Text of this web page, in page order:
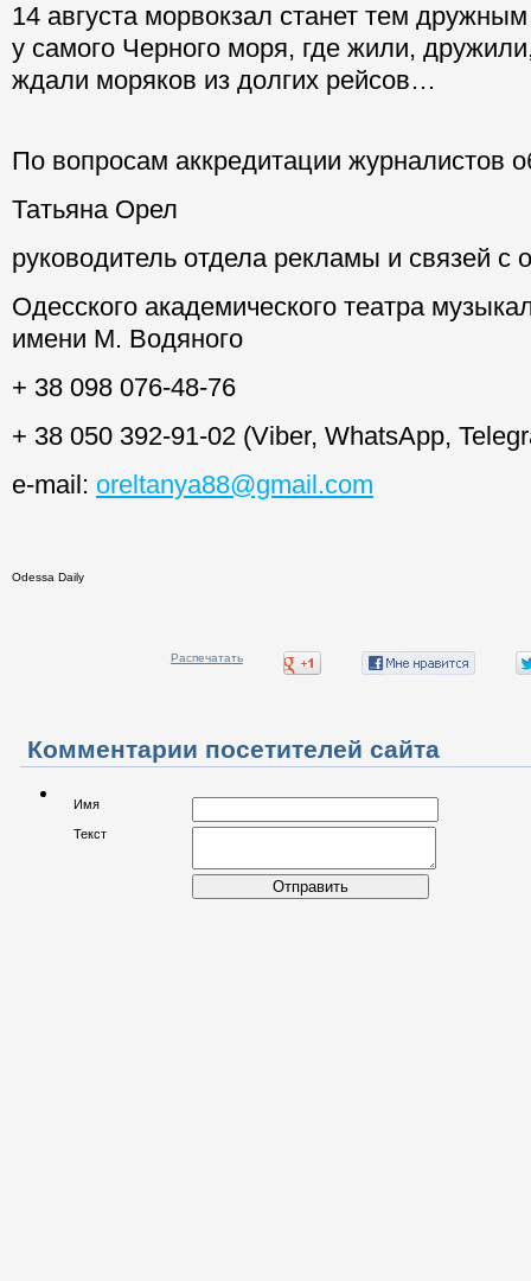
14 августа морвокзал станет тем
у самого Черного моря, где жили,
ждали моряков из долгих рейсов…
По вопросам аккредитации журналистов
Татьяна Орел
руководитель отдела рекламы и связей с
Одесского академического театра
имени М. Водяного
+ 38 098 076-48-76
+ 38 050 392-91-02 (Viber, WhatsApp,
e-mail: oreltanya88@gmail.com
Odessa Daily
Распечатать
Комментарии посетителей сайта
Имя
Текст
Отправить